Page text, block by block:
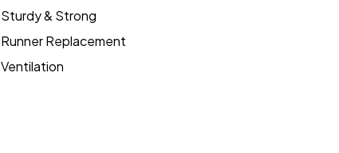
Sturdy & Strong
Runner Replacement
Ventilation